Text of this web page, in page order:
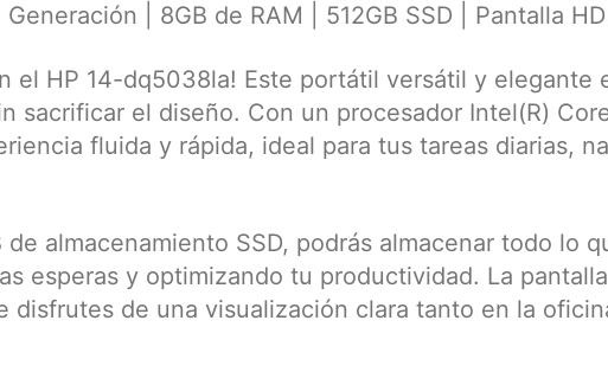
| 8GB de RAM | 512GB SSD | Pantalla
el HP 14-dq5038la! Este portátil versátil y elegante
sacrificar el diseño. Con un procesador Intel(R)
fluida y rápida, ideal para tus tareas diarias,
de almacenamiento SSD, podrás almacenar todo lo
esperas y optimizando tu productividad. La
disfrutes de una visualización clara tanto en la